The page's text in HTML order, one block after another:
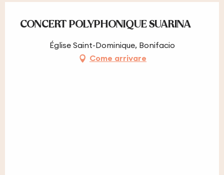
CONCERT POLYPHONIQUE SUARINA
Église Saint-Dominique, Bonifacio
Come arrivare